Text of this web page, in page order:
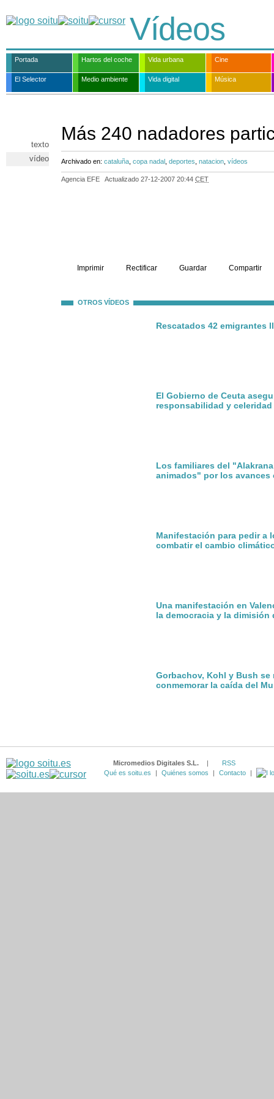
Vídeos
Portada Hartos del coche Vida urbana Cine
El Selector Medio ambiente Vida digital Música
texto
vídeo
Más 240 nadadores
Archivado en: cataluña copa nadal deportes natacion vídeos
Agencia EFE Actualizado 27-12-2007 20:44 CET
Imprimir Rectificar Guardar Compartir
OTROS VÍDEOS
Rescatados 42 emigrantes
El Gobierno de Ceuta
responsabilidad y celeridad
Los familiares del
animados" por los avances
Manifestación para pedir a
combatir el cambio
Una manifestación en
la democracia y la dimisión
Gorbachov, Kohl y Bush se
conmemorar la caída del
Micromedios Digitales S.L. |
RSS
Qué es soitu.es
| Quiénes somos | Contacto |